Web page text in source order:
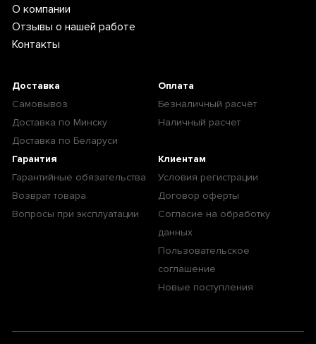
О компании
Отзывы о нашей работе
Контакты
Доставка
Самовывоз
Доставка по Минску
Доставка по Беларуси
Оплата
Безналичный расчёт
Наличный расчет
Гарантия
Гарантийные обязательства
Возврат товара
Вопросы при эксплуатации
Клиентам
Условия регистрации
Договор оферты
Согласие на обработку
данных
Пользовательское
соглашение
Новые поступления